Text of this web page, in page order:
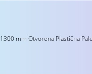
mm Otvorena Plastična